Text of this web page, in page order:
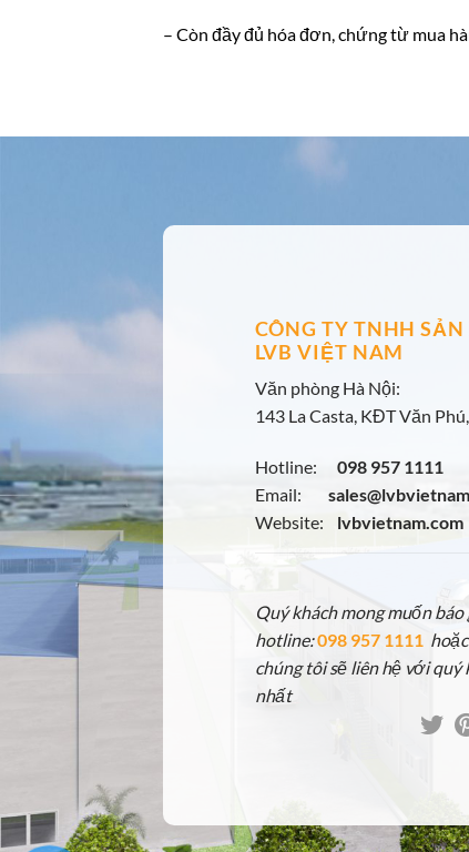
– Còn đầy đủ hóa đơn, chứng từ mua
CÔNG TY TNHH
LVB VIỆT NAM
Văn phòng Hà Nội:
143 La Casta, KĐT Văn
Hotline:
098 957 1111
Email:
Website:
lvbvietnam.com
Quý khách mong muốn
hotline:098 957 1111
chúng tôi sẽ liên hệ với
nhất